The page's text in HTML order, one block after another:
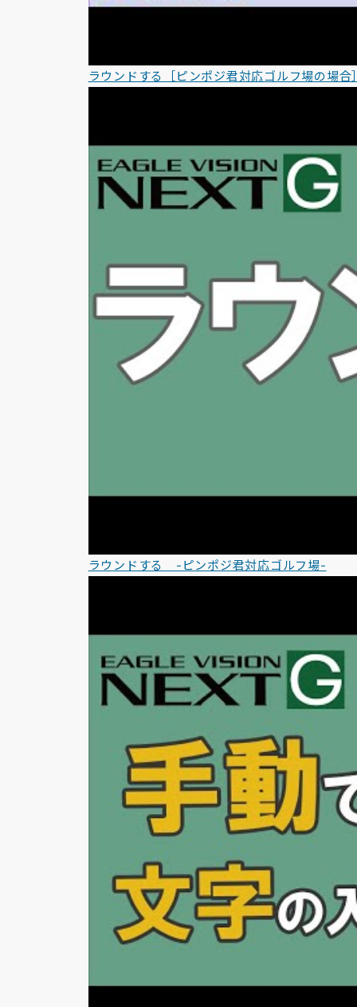
ラウンドする［ピンポジ君対応ゴルフ場の場合
ラウンドする -ピンポジ君対応ゴルフ場-